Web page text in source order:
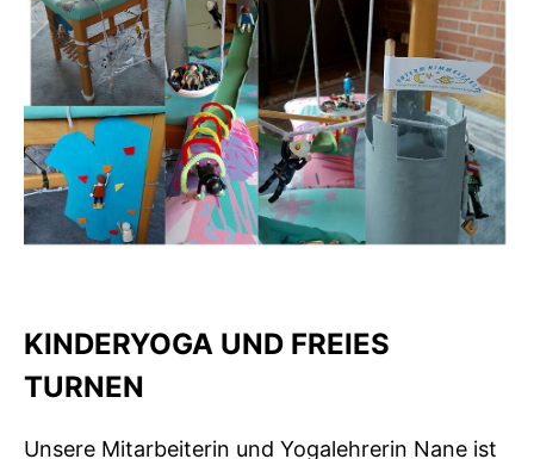
KINDERYOGA UND FREIES
TURNEN
Unsere Mitarbeiterin und Yogalehrerin Nane ist